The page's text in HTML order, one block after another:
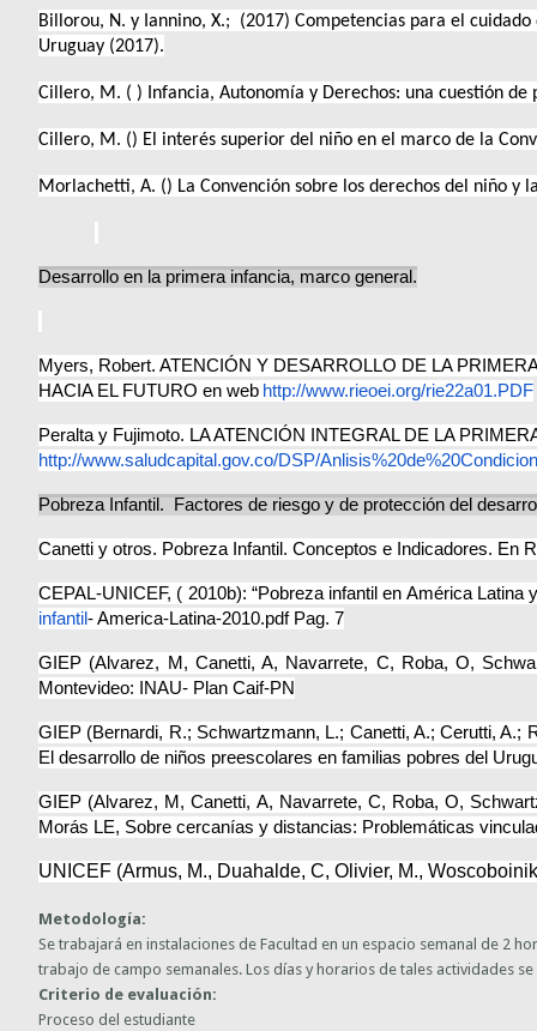
Billorou, N. y Iannino, X.; (2017) Competencias para el
Uruguay (2017).
Cillero, M. ( ) Infancia, Autonomía y Derechos: una cuestión de
Cillero, M. () El interés superior del niño en el marco de la
Morlachetti, A. () La Convención sobre los derechos del niño
Desarrollo en la primera infancia, marco general.
Myers, Robert. ATENCIÓN Y DESARROLLO DE LA
HACIA EL FUTURO en web http://www.rieoei.org/rie22a01.PDF
Peralta y Fujimoto. LA ATENCIÓN INTEGRAL DE LA
http://www.saludcapital.gov.co/DSP/
Pobreza Infantil. Factores de riesgo y de protección del
Canetti y otros. Pobreza Infantil. Conceptos e Indicadores. En
CEPAL-UNICEF, ( 2010b): “Pobreza infantil en América
infantil- America-Latina-2010.pdf Pag. 7
GIEP (Alvarez, M, Canetti, A, Navarrete, C, Roba, O,
Montevideo: INAU- Plan Caif-PN
GIEP (Bernardi, R.; Schwartzmann, L.; Canetti, A.; Cerutti, A.;
El desarrollo de niños preescolares en familias pobres del
GIEP (Alvarez, M, Canetti, A, Navarrete, C, Roba, O,
Morás LE, Sobre cercanías y distancias: Problemáticas
UNICEF (Armus, M., Duahalde, C, Olivier, M.,
Metodología:
Se trabajará en instalaciones de Facultad en un espacio semanal de 2
trabajo de campo semanales. Los días y horarios de tales actividades
Criterio de evaluación:
Proceso del estudiante